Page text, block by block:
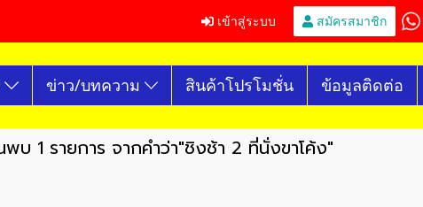
เข้าสู่ระบบ สมัครสมาชิก
ข่าว/บทความ สินค้าโปรโมชั่น ข้อมูลติดต่อ
พบ 1 รายการ จากคำว่า"ชิงช้า 2 ที่นั่งขาโค้ง"